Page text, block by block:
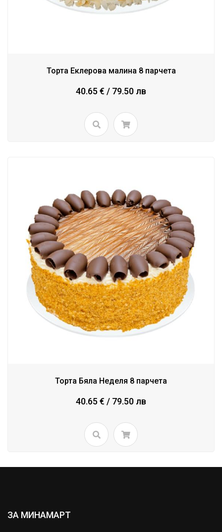
Торта Еклерова малина 8 парчета
40.65 € / 79.50 лв
Торта Бяла Неделя 8 парчета
40.65 € / 79.50 лв
ЗА МИНАМАРТ